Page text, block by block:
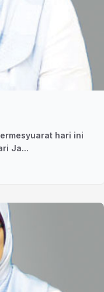
hari ini
Ja...